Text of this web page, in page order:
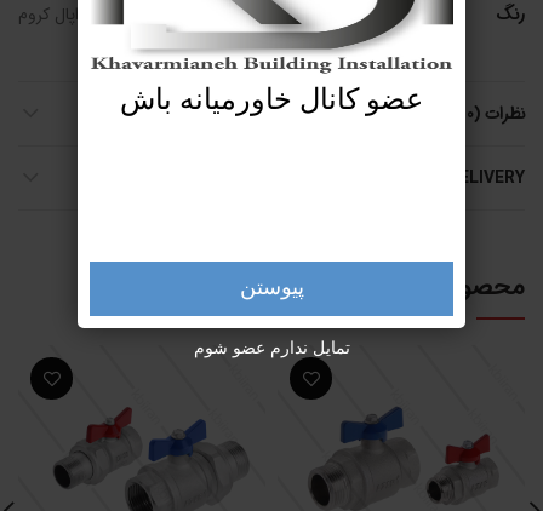
رنگ اپال طلایی, اپال کروم
نظرات (0)
SHIPPING & DELIVERY
محصولات مرتبط
عضو کانال خاورمیانه باش
پیوستن
تمایل ندارم عضو شوم